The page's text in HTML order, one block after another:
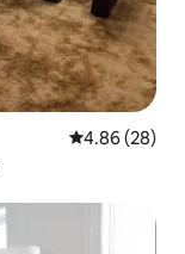
औसत रेटिंग 5 में
4.86 (28)